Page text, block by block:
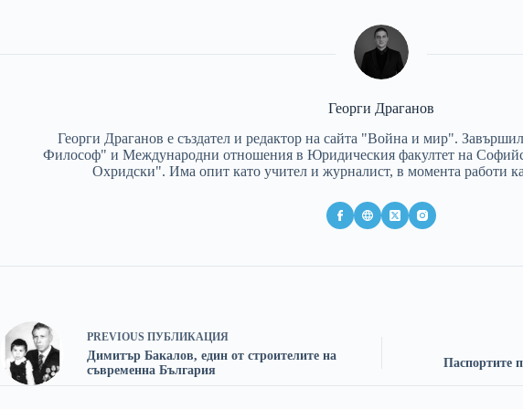
Георги Драганов
Георги Драганов е създател и редактор на сайта "Война и мир".
Философ" и Международни отношения в Юридическия факултет на
Охридски". Има опит като учител и журналист, в момента работи
PREVIOUS ПУБЛИКАЦИЯ
Димитър Бакалов, един от строителите на
съвременна България
Паспортите